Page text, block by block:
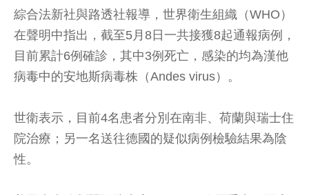
綜合法新社與路透社報導，世界衛生組織（WHO）
在聲明中指出，截至5月8日一共接獲8起通報病例，
目前累計6例確診，其中3例死亡，感染的均為漢他
病毒中的安地斯病毒株（Andes virus）。
世衛表示，目前4名患者分別在南非、荷蘭與瑞士住
院治療；另一名送往德國的疑似病例檢驗結果為陰
性。